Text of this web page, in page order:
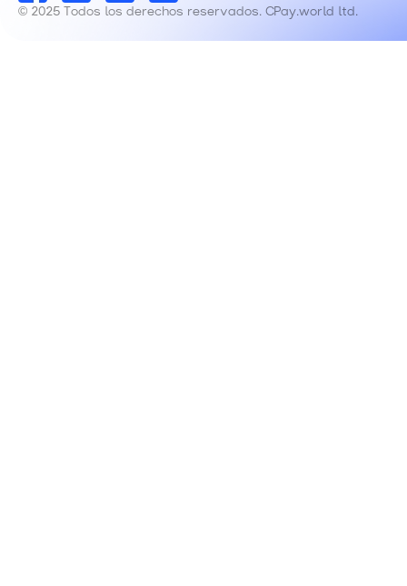
© 2025 Todos los derechos reservados. CPay.world ltd.